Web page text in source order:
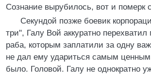
Сознание вырубилось, вот и померк
Секундой позже боевик
три", Галу Вой аккуратно
раба, которым заплатили за одну
не дал ему удариться самым
было. Головой. Галу не однократно